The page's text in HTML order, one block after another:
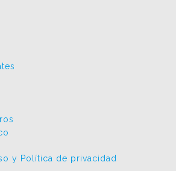
y Política de privacidad